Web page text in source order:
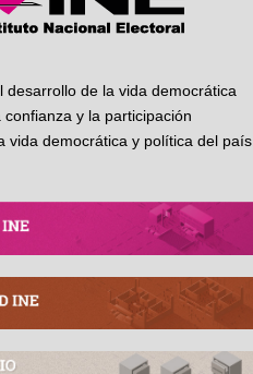
desarrollo de la vida democrática
y la participación
vida democrática y política del país.